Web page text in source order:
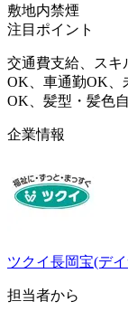
敷地内禁煙
注目ポイント
交通費支給、スキ
OK、車通勤OK、
OK、髪型・髪色
企業情報
ツクイ長岡宝(デ
担当者から